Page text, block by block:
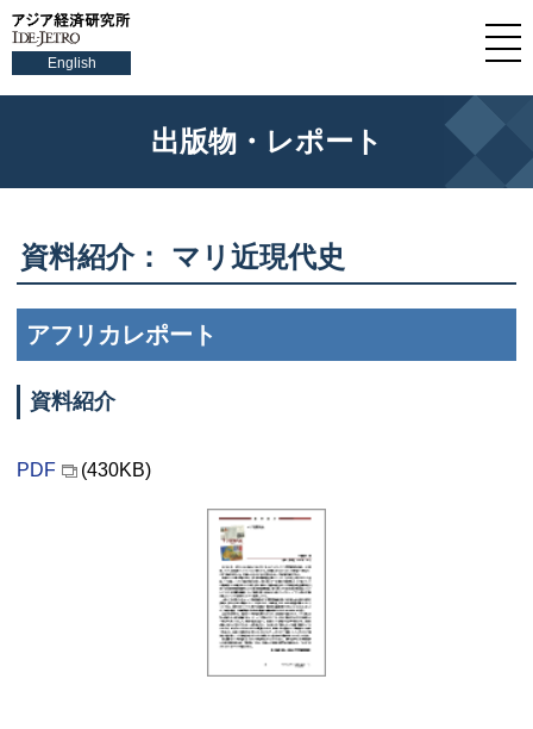
English
出版物・レポート
資料紹介： マリ近現代史
アフリカレポート
資料紹介
PDF (430KB)